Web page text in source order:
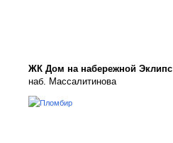
ЖК Дом на набережной Эклипс
наб. Массалитинова